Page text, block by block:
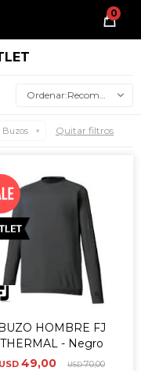
0
Recomendados
Buzos Quitar filtros
HOMBRE FJ
THERMAL - Negro
USD 49,00 USD70,00